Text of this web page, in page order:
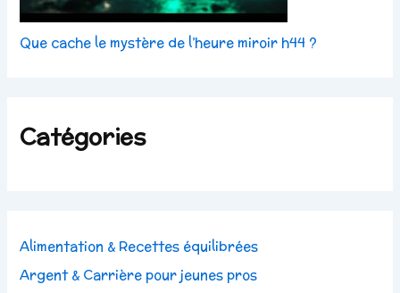
Que cache le mystère de l’heure miroir h44 ?
Catégories
Alimentation & Recettes équilibrées
Argent & Carrière pour jeunes pros